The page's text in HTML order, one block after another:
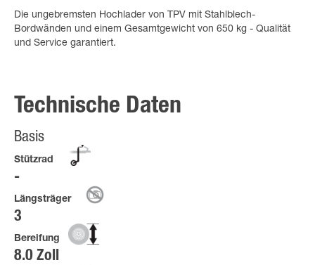
Die ungebremsten Hochlader von TPV mit Stahlblech-
Bordwänden und einem Gesamtgewicht von 650 kg - Qualität
und Service garantiert.
Technische Daten
Basis
Stützrad
Längsträger
3
Bereifung
8.0 Zoll